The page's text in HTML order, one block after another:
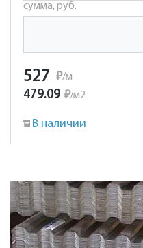
сумма, руб.
527 ₽/м
479.09 ₽/м2
В наличии